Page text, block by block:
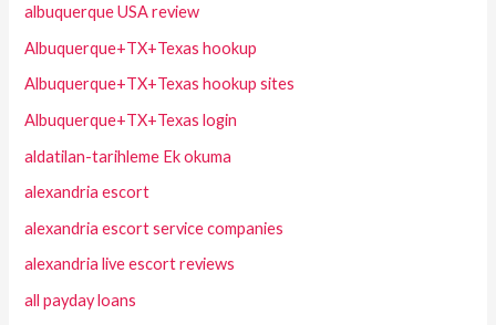
albuquerque USA review
Albuquerque+TX+Texas hookup
Albuquerque+TX+Texas hookup sites
Albuquerque+TX+Texas login
aldatilan-tarihleme Ek okuma
alexandria escort
alexandria escort service companies
alexandria live escort reviews
all payday loans